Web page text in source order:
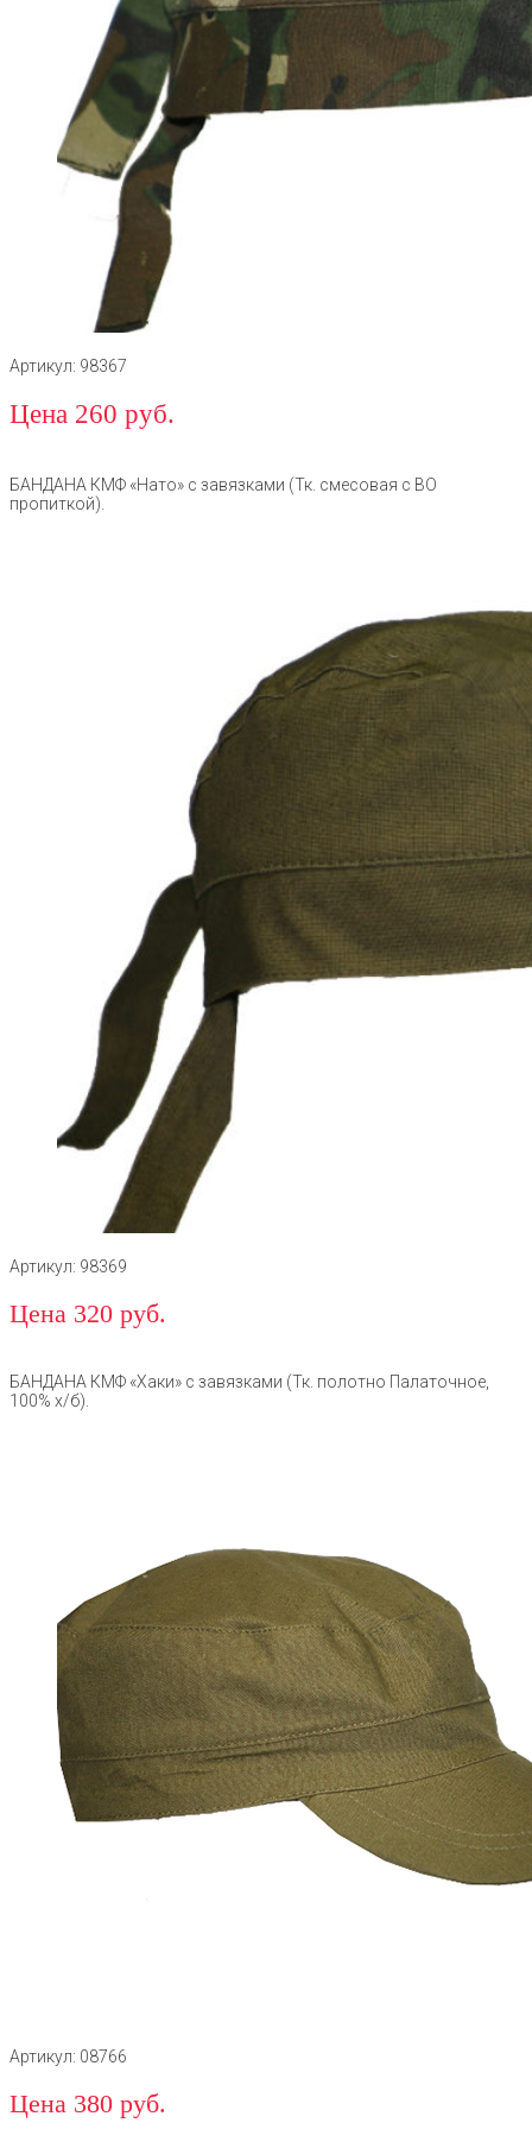
Артикул: 98367
Цена 260 руб.
БАНДАНА КМФ «Нато» с завязками (Тк. смесовая с ВО
пропиткой).
Артикул: 98369
Цена 320 руб.
БАНДАНА КМФ «Хаки» с завязками (Тк. полотно Палаточное,
100% х/б).
Артикул: 08766
Цена 380 руб.